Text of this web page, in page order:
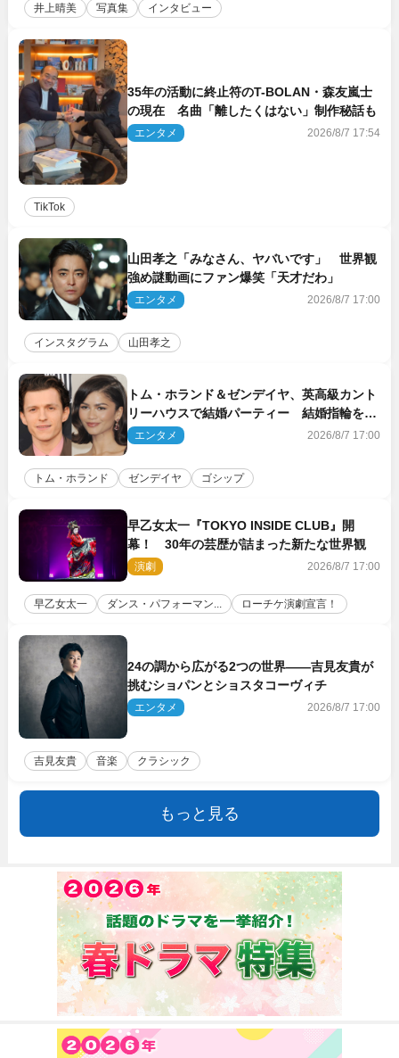
井上晴美 写真集 インタビュー
35年の活動に終止符のT-BOLAN・森友嵐士
の現在 名曲「離したくはない」制作秘話も
エンタメ 2026/8/7 17:54
TikTok
山田孝之「みなさん、ヤバいです」 世界観
強め謎動画にファン爆笑「天才だわ」
エンタメ 2026/8/7 17:00
インスタグラム 山田孝之
トム・ホランド＆ゼンデイヤ、英高級カント
リーハウスで結婚パーティー 結婚指輪を身
に着けたトムも初キャッチ
エンタメ 2026/8/7 17:00
トム・ホランド ゼンデイヤ ゴシップ
早乙女太一『TOKYO INSIDE CLUB』開
幕！ 30年の芸歴が詰まった新たな世界観
演劇 2026/8/7 17:00
早乙女太一 ダンス・パフォーマン... ローチケ演劇宣言！
24の調から広がる2つの世界――吉見友貴が
挑むショパンとショスタコーヴィチ
エンタメ 2026/8/7 17:00
吉見友貴 音楽 クラシック
もっと見る